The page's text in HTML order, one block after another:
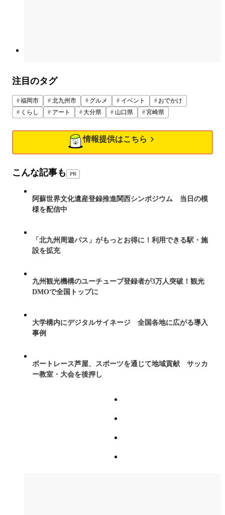
注目のタグ
福岡市 北九州市 グルメ イベント
おでかけ
くらし
アート 大分県 山口県 宮崎県
情報提供はこちら
こんな記事も PR
阿蘇世界文化遺産登録推進関西シンポジウム 当日の模
様を配信中
「北九州周遊パス」がもっとお得に！利用できる駅・施
設を拡充
九州観光機構のユーチューブ登録者が3万人突破！観光
DMOで全国トップに
大学構内にデジタルサイネージ 全国各地に広がる導入
事例
ボートレース芦屋、スポーツを通じて地域貢献 サッカ
ー教室・大会を後押し